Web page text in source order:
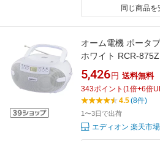
同じ商品を
オーム電機 ポータ
ホワイト RCR-
5,426 円 送料無料
343ポイント (1倍+6倍
4.5(8件)
1〜3日で出荷
エディオン 楽天市